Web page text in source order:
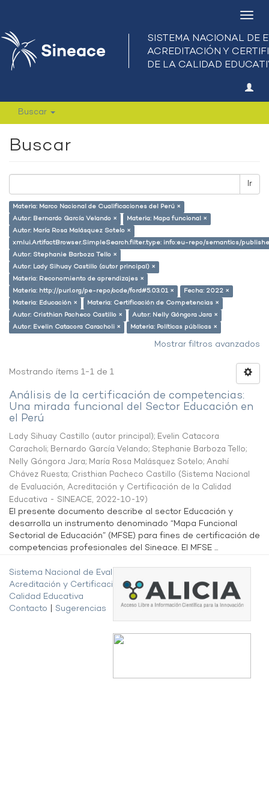
Buscar
Buscar
Ir
Materia: Marco Nacional de Cualificaciones del Perú ×
Autor: Bernardo García Velando ×
Materia: Mapa funcional ×
Autor: María Rosa Malásquez Sotelo ×
xmlui.ArtifactBrowser.SimpleSearch.filter.type: info:eu-repo/semantics/
Autor: Stephanie Barboza Tello ×
Autor: Lady Sihuay Castillo (autor principal) ×
Materia: Reconomiento de aprendizajes ×
Materia: http://purl.org/pe-repo/ocde/ford#5.03.01 ×
Fecha: 2022 ×
Materia: Educación ×
Materia: Certificación de Competencias ×
Autor: Cristhian Pacheco Castillo ×
Autor: Nelly Góngora Jara ×
Autor: Evelin Catacora Caracholi ×
Materia: Políticas públicas ×
Mostrar filtros avanzados
Mostrando ítems 1-1 de 1
Análisis de la certificación de competencias:
Una mirada funcional del Sector Educación en
el Perú
Lady Sihuay Castillo (autor principal); Evelin Catacora
Caracholi; Bernardo García Velando; Stephanie Barboza Tello;
Nelly Góngora Jara; María Rosa Malásquez Sotelo; Anahí
Chávez Ruesta; Cristhian Pacheco Castillo (Sistema Nacional
de Evaluación, Acreditación y Certificación de la Calidad
Educativa - SINEACE, 2022-10-19)
El presente documento describe al sector Educación y
desarrolla un instrumento denominado “Mapa Funcional
Sectorial de Educación” (MFSE) para fines de certificación de
competencias profesionales del Sineace. El MFSE ...
Sistema Nacional de Evaluación,
Acreditación y Certificación de la
Calidad Educativa
Contacto
Sugerencias